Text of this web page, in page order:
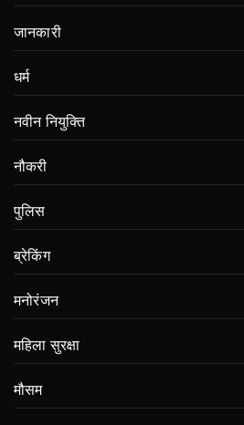
जानकारी
धर्म
नवीन नियुक्ति
नौकरी
पुलिस
ब्रेकिंग
मनोरंजन
महिला सुरक्षा
मौसम